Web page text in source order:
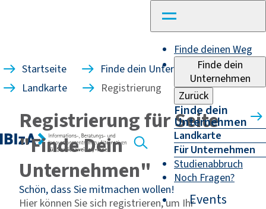
Finde deinen Weg
Finde dein
Unternehmen
Zurück
Finde dein
Unternehmen
Landkarte
Für Unternehmen
Studienabbruch
Noch Fragen?
Events
Startseite
Finde dein Unternehmen
Landkarte
Registrierung
Registrierung für Seite
"Finde Dein
Unternehmen"
Schön, dass Sie mitmachen wollen!
Hier können Sie sich registrieren, um Ihr